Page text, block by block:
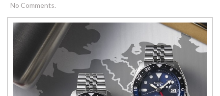
No Comments.